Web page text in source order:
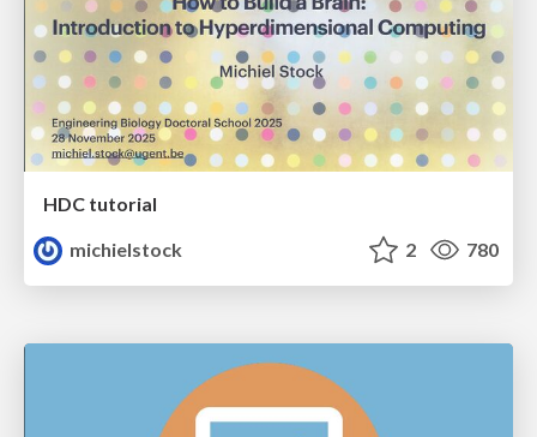
HDC tutorial
michielstock
2 780